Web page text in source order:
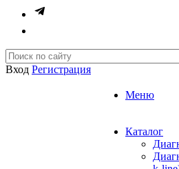
Вход Регистрация
Меню
Каталог